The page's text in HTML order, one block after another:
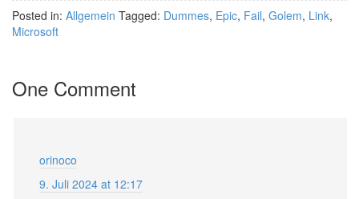
Posted in: Allgemein Tagged: Dummes, Epic, Fail, Golem, Link,
Microsoft
One Comment
orinoco
9. Juli 2024 at 12:17